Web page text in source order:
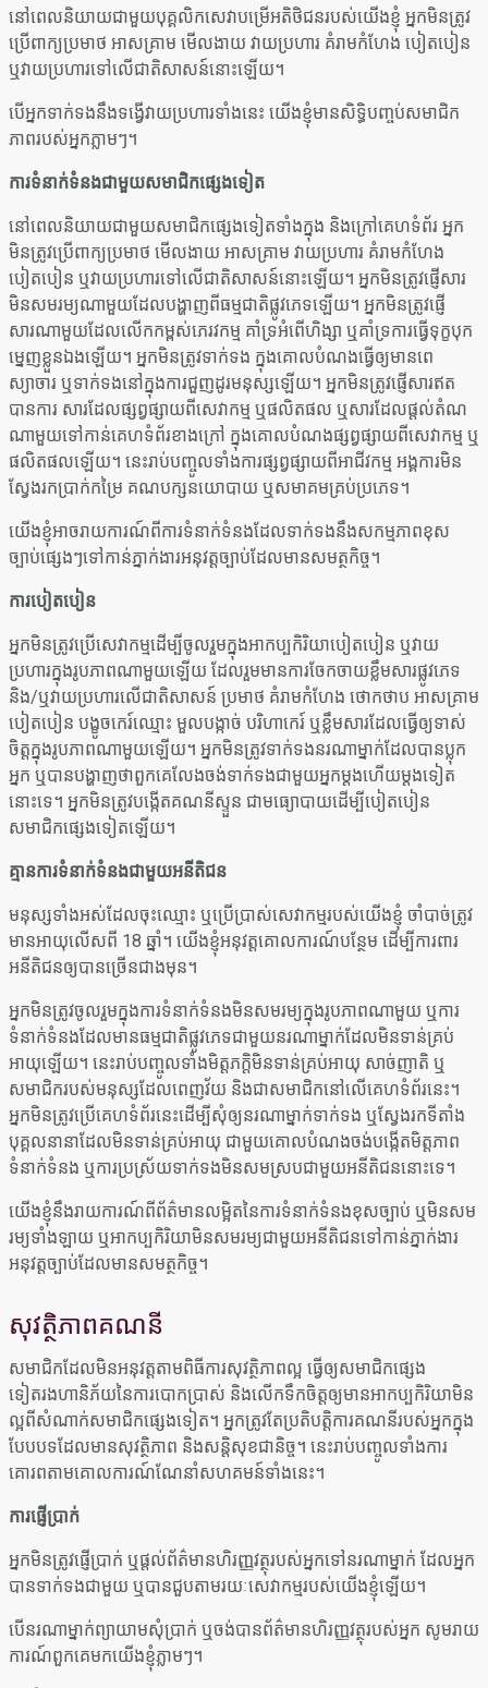
នៅពេលនិយាយជាមួយបុគ្គលិកសេវាបម្រើអតិថិជនរបស់យើងខ្ញុំ អ្នកមិនត្រូវ
ប្រើពាក្យប្រមាថ អាសគ្រាម មើលងាយ វាយប្រហារ គំរាមកំហែង បៀតបៀន
ឬវាយប្រហារទៅលើជាតិសាសន៍នោះឡើយ។
បើអ្នកទាក់ទងនឹងទង្វើវាយប្រហារទាំងនេះ យើងខ្ញុំមានសិទ្ធិបញ្ចប់សមាជិក
ភាពរបស់អ្នកភ្លាមៗ។
ការទំនាក់ទំនងជាមួយសមាជិកផ្សេងទៀត
នៅពេលនិយាយជាមួយសមាជិកផ្សេងទៀតទាំងក្នុង និងក្រៅគេហទំព័រ អ្នក
មិនត្រូវប្រើពាក្យប្រមាថ មើលងាយ អាសគ្រាម វាយប្រហារ គំរាមកំហែង
បៀតបៀន ឬវាយប្រហារទៅលើជាតិសាសន៍នោះឡើយ។ អ្នកមិនត្រូវផ្ញើសារ
មិនសមរម្យណាមួយដែលបង្ហាញពីធម្មជាតិផ្លូវភេទឡើយ។ អ្នកមិនត្រូវផ្ញើ
សារណាមួយដែលលើកកម្ពស់ភេរវកម្ម គាំទ្រអំពើហិង្សា ឬគាំទ្រការធ្វើទុក្ខបុក
ម្នេញខ្លួនឯងឡើយ។ អ្នកមិនត្រូវទាក់ទង ក្នុងគោលបំណងធ្វើឲ្យមានពេ
ស្យាចារ ឬទាក់ទងនៅក្នុងការជួញដូរមនុស្សឡើយ។ អ្នកមិនត្រូវផ្ញើសារឥត
បានការ សារដែលផ្សព្វផ្សាយពីសេវាកម្ម ឬផលិតផល ឬសារដែលផ្តល់តំណ
ណាមួយទៅកាន់គេហទំព័រខាងក្រៅ ក្នុងគោលបំណងផ្សព្វផ្សាយពីសេវាកម្ម ឬ
ផលិតផលឡើយ។ នេះរាប់បញ្ចូលទាំងការផ្សព្វផ្សាយពីអាជីវកម្ម អង្គការមិន
ស្វែងរកប្រាក់កម្រៃ គណបក្សនយោបាយ ឬសមាគមគ្រប់ប្រភេទ។
យើងខ្ញុំអាចរាយការណ៍ពីការទំនាក់ទំនងដែលទាក់ទងនឹងសកម្មភាពខុស
ច្បាប់ផ្សេងៗទៅកាន់ភ្នាក់ងារអនុវត្តច្បាប់ដែលមានសមត្ថកិច្ច។
ការបៀតបៀន
អ្នកមិនត្រូវប្រើសេវាកម្មដើម្បីចូលរួមក្នុងអាកប្បកិរិយាបៀតបៀន ឬវាយ
ប្រហារក្នុងរូបភាពណាមួយឡើយ ដែលរួមមានការចែកចាយខ្លឹមសារផ្លូវភេទ
និង/ឬវាយប្រហារលើជាតិសាសន៍ ប្រមាថ គំរាមកំហែង ថោកថាប អាសគ្រាម
បៀតបៀន បង្ខូចកេរ៍ឈ្មោះ មួលបង្កាច់ បរិហាកេរ៍ ឬខ្លឹមសារដែលធ្វើឲ្យទាស់
ចិត្តក្នុងរូបភាពណាមួយឡើយ។ អ្នកមិនត្រូវទាក់ទងនរណាម្នាក់ដែលបានប្លុក
អ្នក ឬបានបង្ហាញថាពួកគេលែងចង់ទាក់ទងជាមួយអ្នកម្តងហើយម្តងទៀត
នោះទេ។ អ្នកមិនត្រូវបង្កើតគណនីស្ទួន ជាមធ្យោបាយដើម្បីបៀតបៀន
សមាជិកផ្សេងទៀតឡើយ។
គ្មានការទំនាក់ទំនងជាមួយអនីតិជន
មនុស្សទាំងអស់ដែលចុះឈ្មោះ ឬប្រើប្រាស់សេវាកម្មរបស់យើងខ្ញុំ ចាំបាច់ត្រូវ
មានអាយុលើសពី 18 ឆ្នាំ។ យើងខ្ញុំអនុវត្តគោលការណ៍បន្ថែម ដើម្បីការពារ
អនីតិជនឲ្យបានច្រើនជាងមុន។
អ្នកមិនត្រូវចូលរួមក្នុងការទំនាក់ទំនងមិនសមរម្យក្នុងរូបភាពណាមួយ ឬការ
ទំនាក់ទំនងដែលមានធម្មជាតិផ្លូវភេទជាមួយនរណាម្នាក់ដែលមិនទាន់គ្រប់
អាយុឡើយ។ នេះរាប់បញ្ចូលទាំងមិត្តភក្តិមិនទាន់គ្រប់អាយុ សាច់ញាតិ ឬ
សមាជិករបស់មនុស្សដែលពេញវ័យ និងជាសមាជិកនៅលើគេហទំព័រនេះ។
អ្នកមិនត្រូវប្រើគេហទំព័រនេះដើម្បីសុំឲ្យនរណាម្នាក់ទាក់ទង ឬស្វែងរកទីតាំង
បុគ្គលនានាដែលមិនទាន់គ្រប់អាយុ ជាមួយគោលបំណងចង់បង្កើតមិត្តភាព
ទំនាក់ទំនង ឬការប្រស្រ័យទាក់ទងមិនសមស្របជាមួយអនីតិជននោះទេ។
យើងខ្ញុំនឹងរាយការណ៍ពីព័ត៌មានលម្អិតនៃការទំនាក់ទំនងខុសច្បាប់ ឬមិនសម
រម្យទាំងឡាយ ឬអាកប្បកិរិយាមិនសមរម្យជាមួយអនីតិជនទៅកាន់ភ្នាក់ងារ
អនុវត្តច្បាប់ដែលមានសមត្ថកិច្ច។
សុវត្ថិភាពគណនី
សមាជិកដែលមិនអនុវត្តតាមពិធីការសុវត្ថិភាពល្អ ធ្វើឲ្យសមាជិកផ្សេង
ទៀតរងហានិភ័យនៃការបោកប្រាស់ និងលើកទឹកចិត្តឲ្យមានអាកប្បកិរិយាមិន
ល្អពីសំណាក់សមាជិកផ្សេងទៀត។ អ្នកត្រូវតែប្រតិបត្តិការគណនីរបស់អ្នកក្នុង
បែបបទដែលមានសុវត្ថិភាព និងសន្តិសុខជានិច្ច។ នេះរាប់បញ្ចូលទាំងការ
គោរពតាមគោលការណ៍ណែនាំសហគមន៍ទាំងនេះ។
ការផ្ញើប្រាក់
អ្នកមិនត្រូវផ្ញើប្រាក់ ឬផ្តល់ព័ត៌មានហិរញ្ញវត្ថុរបស់អ្នកទៅនរណាម្នាក់ ដែលអ្នក
បានទាក់ទងជាមួយ ឬបានជួបតាមរយៈសេវាកម្មរបស់យើងខ្ញុំឡើយ។
បើនរណាម្នាក់ព្យាយាមសុំប្រាក់ ឬចង់បានព័ត៌មានហិរញ្ញវត្ថុរបស់អ្នក សូមរាយ
ការណ៍ពួកគេមកយើងខ្ញុំភ្លាមៗ។